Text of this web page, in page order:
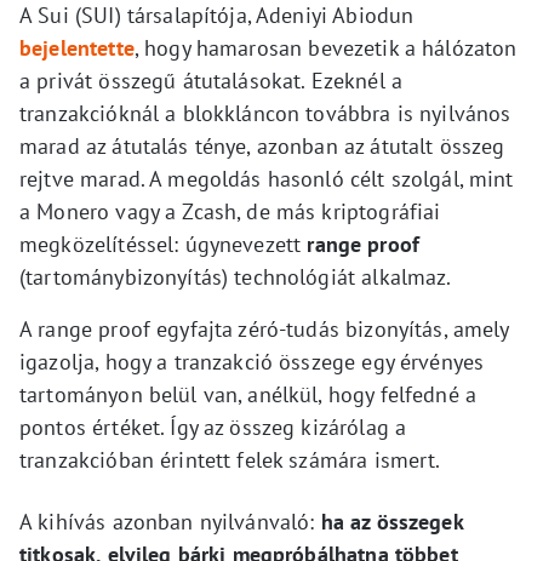
A Sui (SUI) társalapítója, Adeniyi Abiodun
bejelentette, hogy hamarosan bevezetik a hálózaton
a privát összegű átutalásokat. Ezeknél a
tranzakcióknál a blokkláncon továbbra is nyilvános
marad az átutalás ténye, azonban az átutalt összeg
rejtve marad. A megoldás hasonló célt szolgál, mint
a Monero vagy a Zcash, de más kriptográfiai
megközelítéssel: úgynevezett range proof
(tartománybizonyítás) technológiát alkalmaz.
A range proof egyfajta zéró-tudás bizonyítás, amely
igazolja, hogy a tranzakció összege egy érvényes
tartományon belül van, anélkül, hogy felfedné a
pontos értéket. Így az összeg kizárólag a
tranzakcióban érintett felek számára ismert.
A kihívás azonban nyilvánvaló: ha az összegek
titkosak, elvileg bárki megpróbálhatna többet